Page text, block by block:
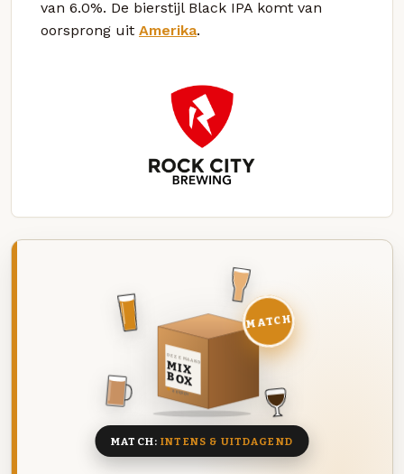
van 6.0%. De bierstijl Black IPA komt van
oorsprong uit Amerika.
DEZE MAAND
MIX
BOX
8 BIEREN
MATCH
MATCH:INTENS & UITDAGEND